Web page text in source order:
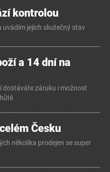
kontrolou
uvádím jejich skutečný stav
a 14 dní na
dostáváte záruku i možnost
Česku
několika prodejen se super